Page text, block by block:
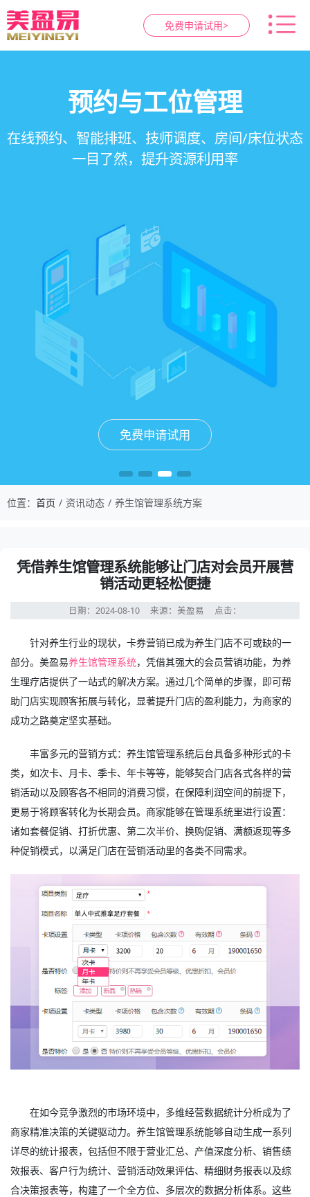
免费申请试用>
智慧养生馆管理系统
一站式解决养生馆预约、服务、会员、财务、营
销全流程数字化管理
免费申请试用
会员营销&锁客
会员积分、套餐定制、精准营销、客户关怀，提
升复购率与客单价
免费申请试用
预约与工位管理
在线预约、智能排班、技师调度、房间/床位状态
一目了然，提升资源利用率
免费申请试用
健康档案与效果追踪
客户体质记录、服务方案执行、效果对比，数据
化展示服务价值
免费申请试用
位置： 首页 资讯动态 养生馆管理系统方案
凭借养生馆管理系统能够让门店对会员开展营
销活动更轻松便捷
日期：2024-08-10 来源：美盈易 点击：
针对养生行业的现状，卡券营销已成为养生门店不可或缺的一
部分。美盈易养生馆管理系统，凭借其强大的会员营销功能，为养
生理疗店提供了一站式的解决方案。通过几个简单的步骤，即可帮
助门店实现顾客拓展与转化，显著提升门店的盈利能力，为商家的
成功之路奠定坚实基础。
丰富多元的营销方式：养生馆管理系统后台具备多种形式的卡
类，如次卡、月卡、季卡、年卡等等，能够契合门店各式各样的营
销活动以及顾客各不相同的消费习惯，在保障利润空间的前提下，
更易于将顾客转化为长期会员。商家能够在管理系统里进行设置：
诸如套餐促销、打折优惠、第二次半价、换购促销、满额返现等多
种促销模式，以满足门店在营销活动里的各类不同需求。
在如今竞争激烈的市场环境中，多维经营数据统计分析成为了
商家精准决策的关键驱动力。养生馆管理系统能够自动生成一系列
详尽的统计报表，包括但不限于营业汇总、产值深度分析、销售绩
效报表、客户行为统计、营销活动效果评估、精细财务报表以及综
合决策报表等，构建了一个全方位、多层次的数据分析体系。这些